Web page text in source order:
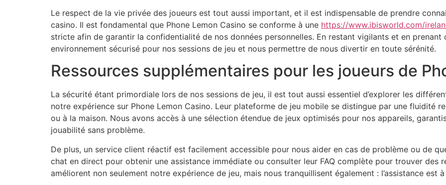
Le respect de la vie privée des joueurs est tout aussi important, et il est indispensable de prendre
casino. Il est fondamental que Phone Lemon Casino se conforme à une https://www.ibisworld.com/
stricte afin de garantir la confidentialité de nos données personnelles. En restant vigilants et en prenant
environnement sécurisé pour nos sessions de jeu et nous permettre de nous divertir en toute sérénité.
Ressources supplémentaires pour les joueurs de
La sécurité étant primordiale lors de nos sessions de jeu, il est tout aussi essentiel d’explorer les
notre expérience sur Phone Lemon Casino. Leur plateforme de jeu mobile se distingue par une fluidité
ou à la maison. Nous avons accès à une sélection étendue de jeux optimisés pour nos appareils,
jouabilité sans problème.
De plus, un service client réactif est facilement accessible pour nous aider en cas de problème ou de
chat en direct pour obtenir une assistance immédiate ou consulter leur FAQ complète pour trouver des
améliorent non seulement notre expérience de jeu, mais nous tranquillisent également : l’assistance est